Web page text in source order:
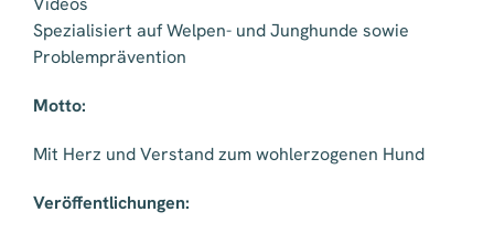
Spezialisiert auf Welpen- und Junghunde sowie
Problemprävention
Motto:
Mit Herz und Verstand zum wohlerzogenen Hund
Veröffentlichungen: